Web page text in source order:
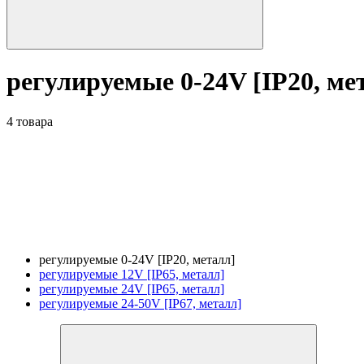
регулируемые 0-24V [IP20,
4 товара
регулируемые 0-24V [IP20, металл]
регулируемые 12V [IP65, металл]
регулируемые 24V [IP65, металл]
регулируемые 24-50V [IP67, металл]